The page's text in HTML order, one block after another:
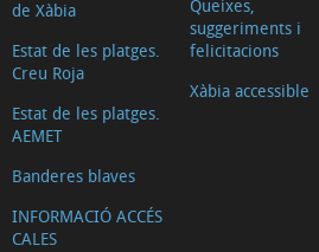
de Xàbia
Estat de les platges.
Creu Roja
Estat de les platges.
AEMET
Banderes blaves
INFORMACIÓ ACCÉS
CALES
Queixes,
suggeriments i
felicitacions
Xàbia accessible